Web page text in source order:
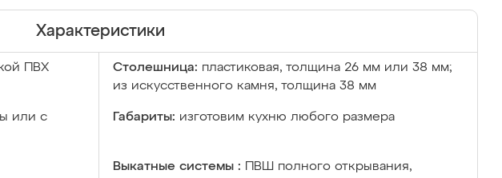
Характеристики
ПВХ Столешница: пластиковая, толщина 26 мм или 38 мм;
из искусственного камня, толщина 38 мм
или с
Габариты: изготовим кухню любого размера
Выкатные системы :
ПВШ полного открывания,